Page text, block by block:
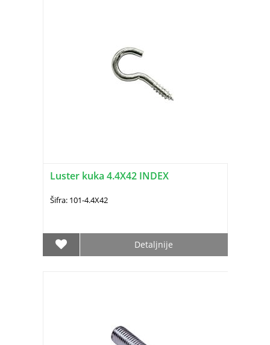
Luster kuka 4.4X42 INDEX
Šifra: 101-4.4X42
Detaljnije